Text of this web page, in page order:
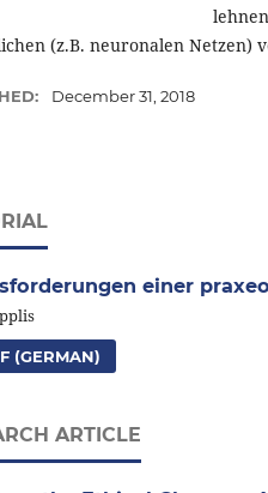
(z.B. neuronalen Netzen)
December 31, 2018
einer
(GERMAN)
ARTICLE